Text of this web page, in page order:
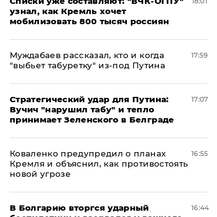
узнал, как Кремль хочет
мобилизовать 800 тысяч россиян
Муждабаев рассказал, кто и когда
"выбьет табуретку" из-под Путина
17:59
Стратегический удар для Путина:
Вучич "нарушил табу" и тепло
принимает Зеленского в Белграде
17:07
Коваленко предупредил о планах
Кремля и объяснил, как противостоять
новой угрозе
16:55
В Болгарию вторгся ударный
16:44